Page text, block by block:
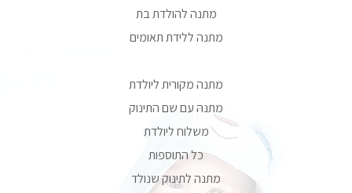
מתנה להולדת בת
מתנה ללידת תאומים
מתנה מקורית ליולדת
מתנה עם שם התינוק
משלוח ליולדת
כל התוספות
מתנה לתינוק שנולד